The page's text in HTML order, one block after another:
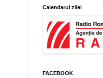
Calendarul zilei
FACEBOOK